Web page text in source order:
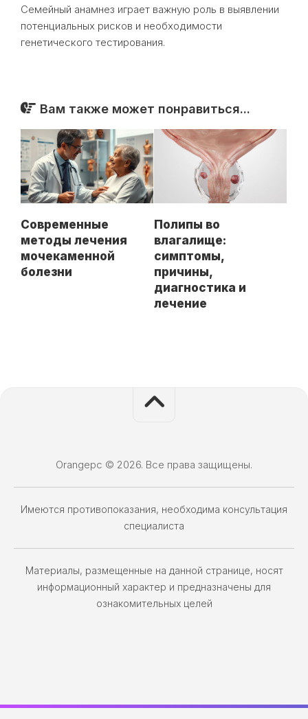
Семейный анамнез играет важную роль в выявлении
потенциальных рисков и необходимости
генетического тестирования.
Вам также может понравиться...
Современные
методы лечения
мочекаменной
болезни
Полипы во
влагалище:
симптомы,
причины,
диагностика и
лечение
Orangepc © 2026. Все права защищены.
Имеются противопоказания, необходима консультация
специалиста
Материалы, размещенные на данной странице, носят
информационный характер и предназначены для
ознакомительных целей